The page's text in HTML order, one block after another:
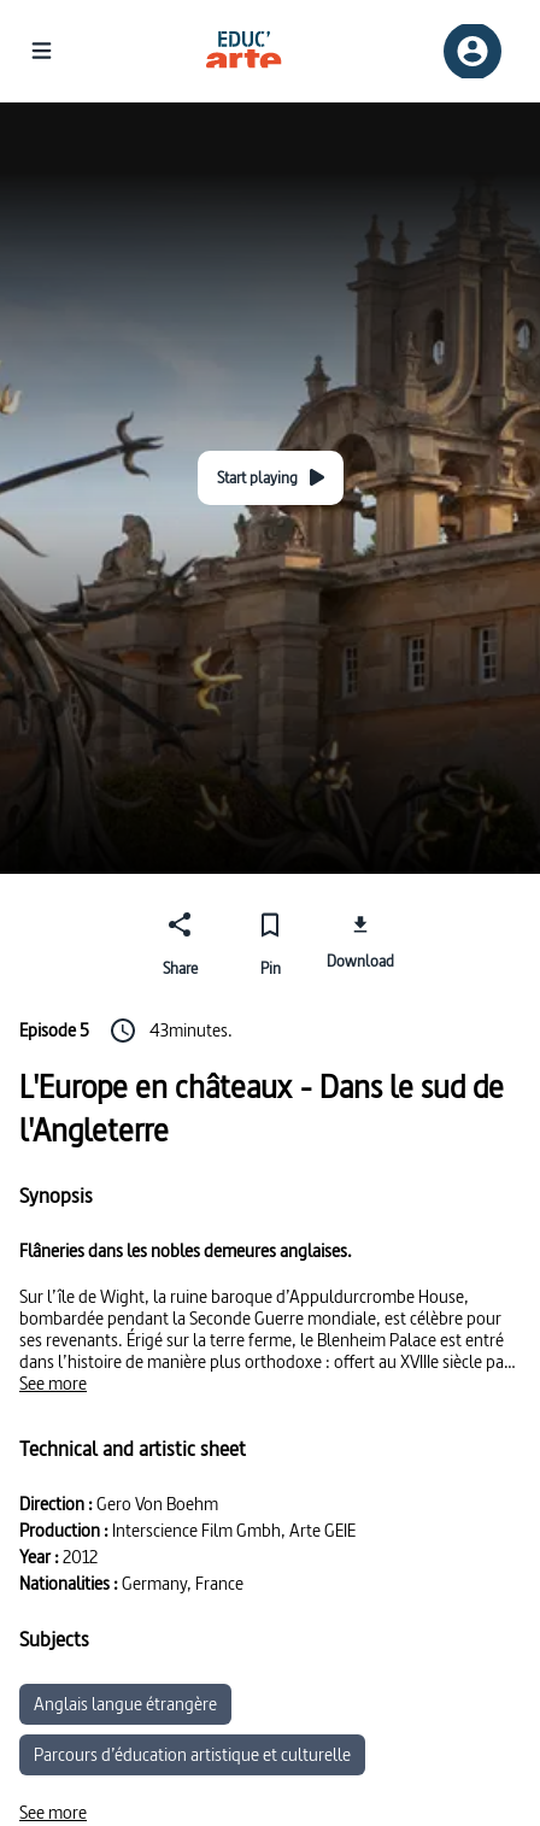
Start playing
Share Pin Download
Episode 5 43minutes.
L'Europe en châteaux - Dans le sud de
l'Angleterre
Synopsis
Flâneries dans les nobles demeures anglaises.
Sur l’île de Wight, la ruine baroque d’Appuldurcrombe House,
bombardée pendant la Seconde Guerre mondiale, est célèbre pour
ses revenants. Érigé sur la terre ferme, le Blenheim Palace est entré
dans l’histoire de manière plus orthodoxe : offert au XVIIIe siècle par
la reine Anne au Duc de Marlborough, ce lieu imprégné d’histoire a
du tennis, tandis que Waddesdon Manor, bâti il y a cent cinquante
des châteaux de la Loire, abrite aujourd’hui des espèces d’oiseaux
menacées. Quant à Burghley House, elle a été érigé au XVIe siècle par
l’éminence grise d’Elisabeth Ire et symbolise, avec son parc à
l’anglaise et ses cèdres tricentenaires, l’âge d’or de la Grande-
Bretagne.
See more
Technical and artistic sheet
Direction :Gero Von Boehm
Production :Interscience Film Gmbh, Arte GEIE
Year :2012
Nationalities :Germany, France
Subjects
Anglais langue étrangère
Parcours d’éducation artistique et culturelle
Arts appliqués
See more